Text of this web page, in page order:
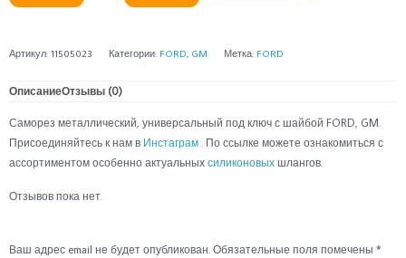
Саморез
под
с
Артикул: 11505023 Категории: FORD, GM Метка: FORD
ОписаниеОтзывы (0)
Саморез металлический, универсальный под ключ с шайбой FORD, GM.
Присоединяйтесь к нам в Инстаграм . По ссылке можете ознакомиться с
ассортиментом особенно актуальных силиконовых шлангов.
Отзывов пока нет.
Ваш адрес email не будет опубликован. Обязательные поля помечены *